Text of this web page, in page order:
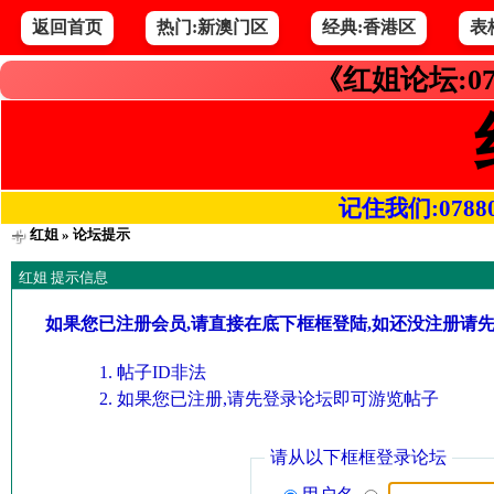
返回首页 热门:新澳门区 经典:香港区 表
《红姐论坛
记住我们
红姐» 论坛提示
红姐 提示信息
如果您已注册会员,请直接在底下框框登陆,如还没注册请
帖子ID非法
如果您已注册,请先登录论坛即可游览帖子
请从以下框框登录论坛